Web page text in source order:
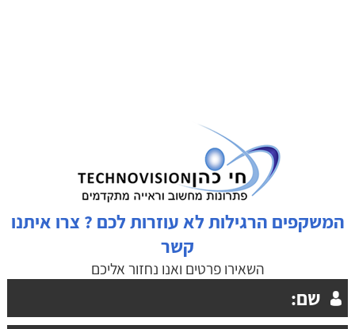
המשקפים הרגילות לא עוזרות לכם ? צרו איתנו
קשר
השאירו פרטים ואנו נחזור אליכם